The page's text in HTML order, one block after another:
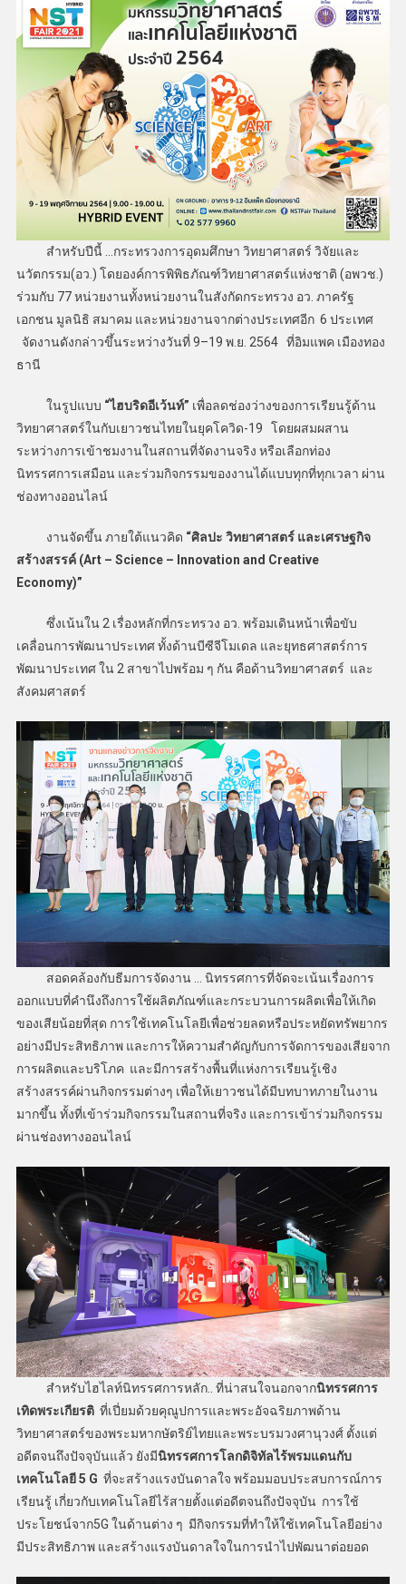
​ สำหรับปีนี้ …กระทรวงการอุดมศึกษา วิทยาศาสตร์ วิจัยและ
นวัตกรรม(อว.) โดยองค์การพิพิธภัณฑ์วิทยาศาสตร์แห่งชาติ (อพวช.)
ร่วมกับ 77 หน่วยงานทั้งหน่วยงานในสังกัดกระทรวง อว. ภาครัฐ
เอกชน มูลนิธิ สมาคม และหน่วยงานจากต่างประเทศอีก 6 ประเทศ
จัดงานดังกล่าวขึ้นระหว่างวันที่ 9–19 พ.ย. 2564 ที่อิมแพค เมืองทอง
ธานี
​ ในรูปแบบ “ไฮบริดอีเว้นท์” เพื่อลดช่องว่างของการเรียนรู้ด้าน
วิทยาศาสตร์ในกับเยาวชนไทยในยุคโควิด-19 โดยผสมผสาน
ระหว่างการเข้าชมงานในสถานที่จัดงานจริง หรือเลือกท่อง
นิทรรศการเสมือน และร่วมกิจกรรมของงานได้แบบทุกที่ทุกเวลา ผ่าน
ช่องทางออนไลน์
​ งานจัดขึ้น ภายใต้แนวคิด “ศิลปะ วิทยาศาสตร์ และเศรษฐกิจ
สร้างสรรค์ (Art – Science – Innovation and Creative
Economy)”
​ ซึ่งเน้นใน 2 เรื่องหลักที่กระทรวง อว. พร้อมเดินหน้าเพื่อขับ
เคลื่อนการพัฒนาประเทศ ทั้งด้านบีซีจีโมเดล และยุทธศาสตร์การ
พัฒนาประเทศ ใน 2 สาขาไปพร้อม ๆ กัน คือด้านวิทยาศาสตร์ และ
สังคมศาสตร์
​ สอดคล้องกับธีมการจัดงาน … นิทรรศการที่จัดจะเน้นเรื่องการ
ออกแบบที่คำนึงถึงการใช้ผลิตภัณฑ์และกระบวนการผลิตเพื่อให้เกิด
ของเสียน้อยที่สุด การใช้เทคโนโลยีเพื่อช่วยลดหรือประหยัดทรัพยากร
อย่างมีประสิทธิภาพ และการให้ความสำคัญกับการจัดการของเสียจาก
การผลิตและบริโภค และมีการสร้างพื้นที่แห่งการเรียนรู้เชิง
สร้างสรรค์ผ่านกิจกรรมต่างๆ เพื่อให้เยาวชนได้มีบทบาทภายในงาน
มากขึ้น ทั้งที่เข้าร่วมกิจกรรมในสถานที่จริง และการเข้าร่วมกิจกรรม
ผ่านช่องทางออนไลน์
​ สำหรับไฮไลท์นิทรรศการหลัก.. ที่น่าสนใจนอกจากนิทรรศการ
เทิดพระเกียรติที่เปี่ยมด้วยคุณูปการและพระอัจฉริยภาพด้าน
วิทยาศาสตร์ของพระมหากษัตริย์ไทยและพระบรมวงศานุวงศ์ ตั้งแต่
อดีตจนถึงปัจจุบันแล้ว ยังมีนิทรรศการโลกดิจิทัลไร้พรมแดนกับ
เทคโนโลยี 5 G ที่จะสร้างแรงบันดาลใจ พร้อมมอบประสบการณ์การ
เรียนรู้ เกี่ยวกับเทคโนโลยีไร้สายตั้งแต่อดีตจนถึงปัจจุบัน การใช้
ประโยชน์จาก5G ในด้านต่าง ๆ มีกิจกรรมที่ทำให้ใช้เทคโนโลยีอย่าง
มีประสิทธิภาพ และสร้างแรงบันดาลใจในการนำไปพัฒนาต่อยอด